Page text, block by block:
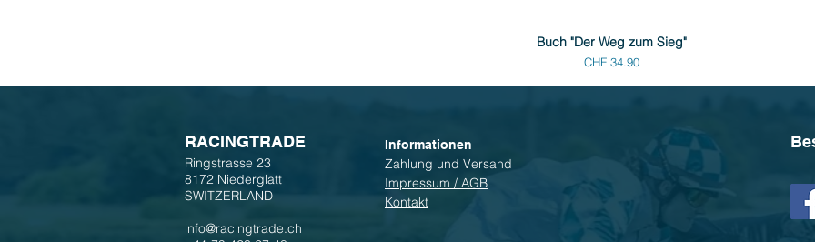
Buch "Der Weg zum Sieg"
Preis
CHF 34.90
Informationen
Zahlung und Versand
Impressum / AGB
Kontakt
RACINGTRADE
Ringstrasse 23
8172 Niederglatt
SWITZERLAND
info@racingtrade.ch